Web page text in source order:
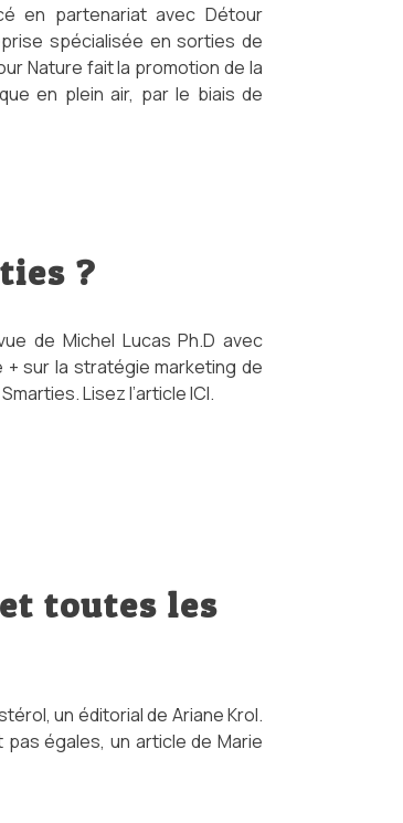
en partenariat avec Détour
spécialisée en sorties de
Nature fait la promotion de la
en plein air, par le biais de
?
de Michel Lucas Ph.D avec
+ sur la stratégie marketing de
Lisez l’article ICI.
toutes les
un éditorial de Ariane Krol.
égales, un article de Marie